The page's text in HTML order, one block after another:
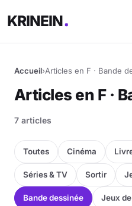
KRINEIN
Accueil›Articles en F · Bande
Articles en F ·
7 articles
Toutes Cinéma
Séries & TV Sortir
Bande dessinée Jeux